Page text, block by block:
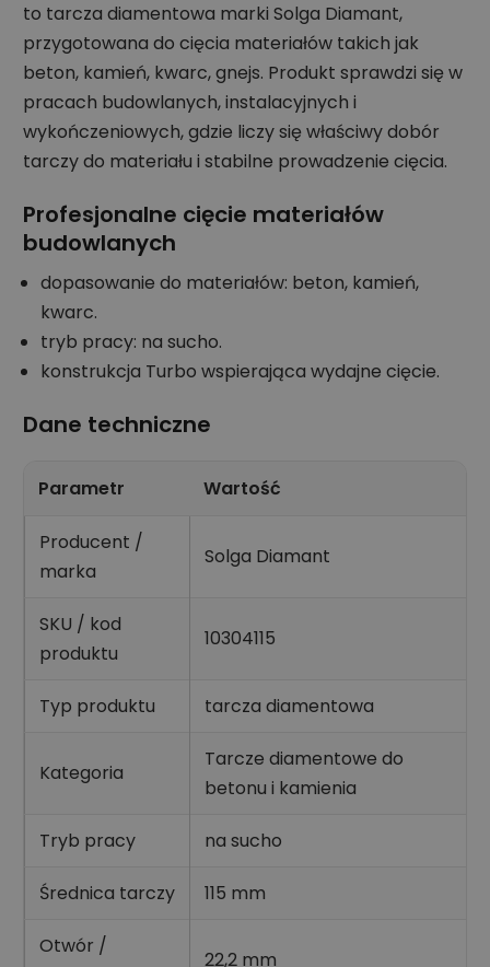
to tarcza diamentowa marki Solga Diamant,
przygotowana do cięcia materiałów takich jak
beton, kamień, kwarc, gnejs. Produkt sprawdzi się w
pracach budowlanych, instalacyjnych i
wykończeniowych, gdzie liczy się właściwy dobór
tarczy do materiału i stabilne prowadzenie cięcia.
Profesjonalne cięcie materiałów
budowlanych
dopasowanie do materiałów: beton, kamień,
kwarc.
tryb pracy: na sucho.
konstrukcja Turbo wspierająca wydajne cięcie.
Dane techniczne
Parametr Wartość
Producent /
marka
Solga Diamant
SKU / kod
produktu
10304115
Typ produktu tarcza diamentowa
Kategoria
Tarcze diamentowe do
betonu i kamienia
Tryb pracy na sucho
Średnica tarczy 115 mm
Otwór /
22,2 mm